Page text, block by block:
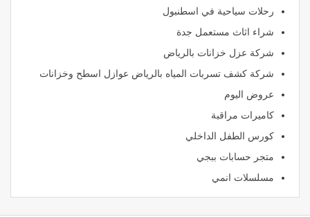
رحلات سياحية في اسطنبول
شراء اثاث مستعمل جدة
شركة عزل خزانات بالرياض
شركة كشف تسربات المياه بالرياض عوازل اسطح وخزانات
عروض اليوم
كاميرات مراقبة
كورس الطفل الداخلي
متجر حسابات ببجي
مسلسلات انمي